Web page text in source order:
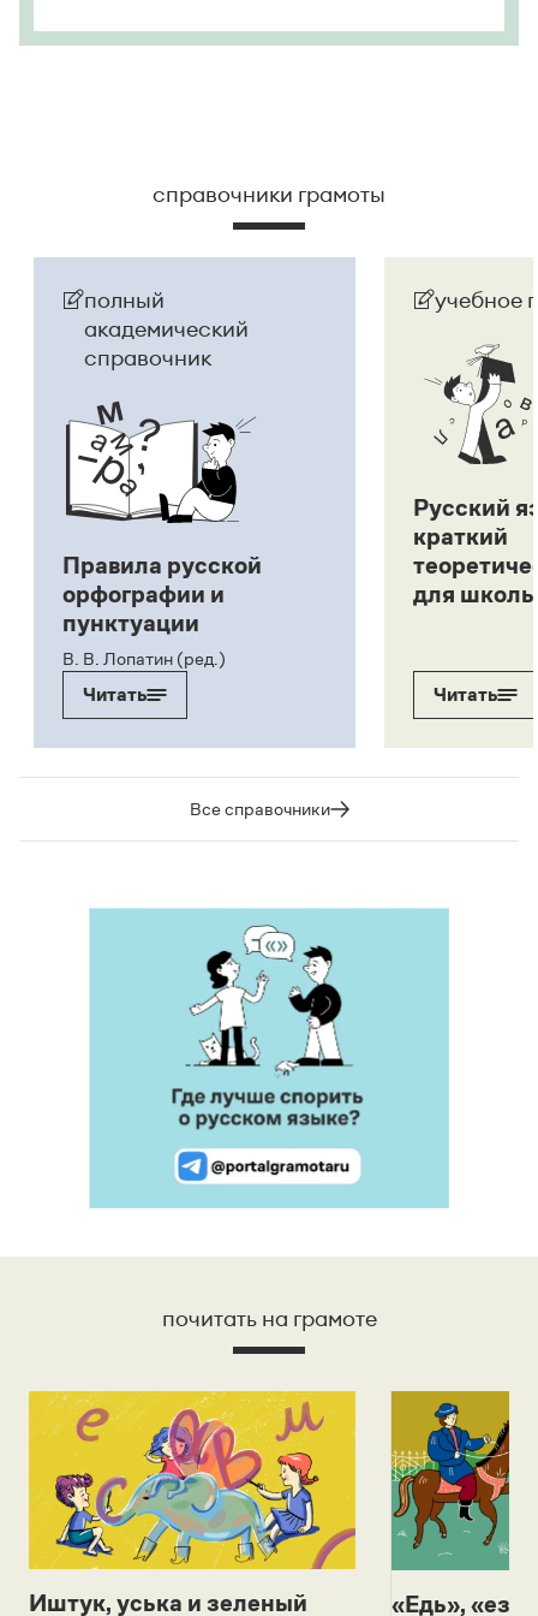
справочники грамоты
полный
академический
справочник
Правила русской
орфографии и
пунктуации
В. В. Лопатин (ред.)
Читать
учебное
Русский
краткий
для
Читать
Все справочники
почитать на грамоте
Иштук, уська и зеленый «Едь»,